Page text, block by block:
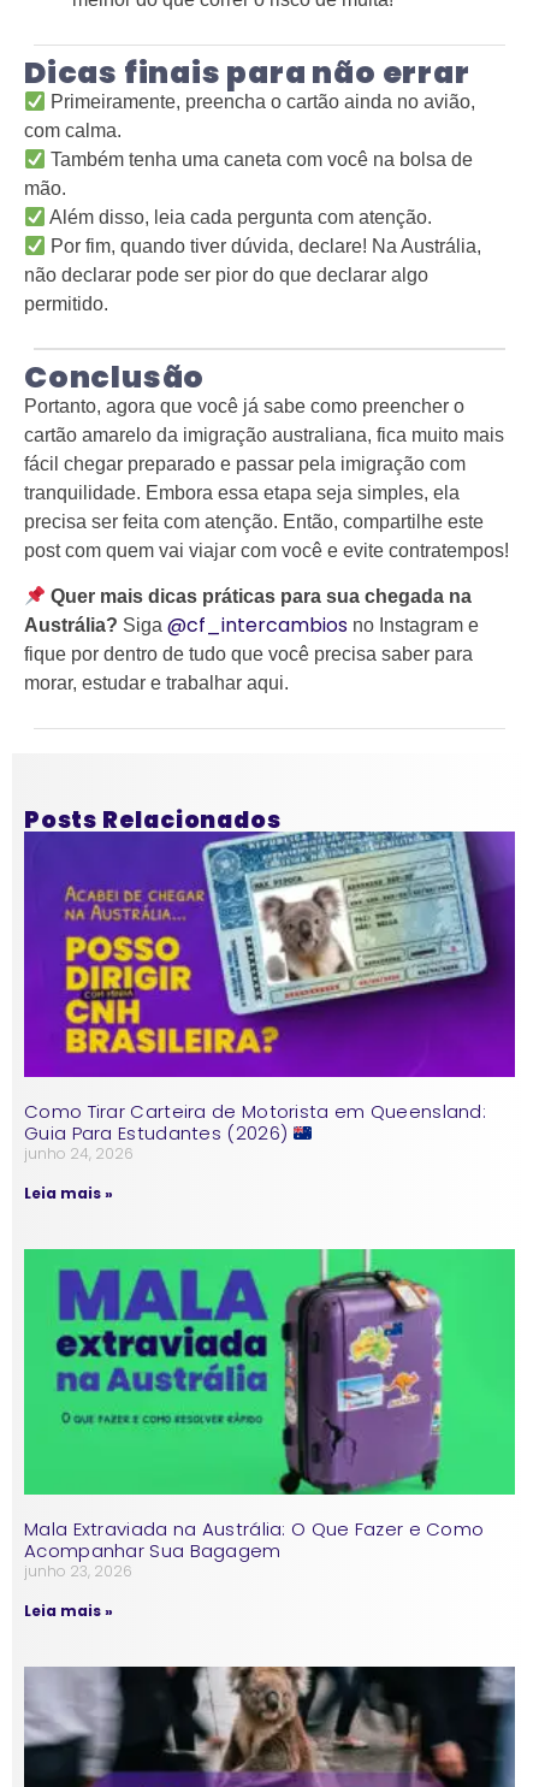
Dicas finais para não errar
Primeiramente, preencha o cartão ainda no avião,
com calma.
Também tenha uma caneta com você na bolsa de
mão.
Além disso, leia cada pergunta com atenção.
Por fim, quando tiver dúvida, declare! Na Austrália,
não declarar pode ser pior do que declarar algo
permitido.
Conclusão
Portanto, agora que você já sabe como preencher o
cartão amarelo da imigração australiana, fica muito mais
fácil chegar preparado e passar pela imigração com
tranquilidade. Embora essa etapa seja simples, ela
precisa ser feita com atenção. Então, compartilhe este
post com quem vai viajar com você e evite contratempos!
Quer mais dicas práticas para sua chegada na
Austrália? Siga @cf_intercambios no Instagram e
fique por dentro de tudo que você precisa saber para
morar, estudar e trabalhar aqui.
Posts Relacionados
Como Tirar Carteira de Motorista em Queensland:
Guia Para Estudantes (2026)
junho 24, 2026
Leia mais »
Mala Extraviada na Austrália: O Que Fazer e Como
Acompanhar Sua Bagagem
junho 23, 2026
Leia mais »